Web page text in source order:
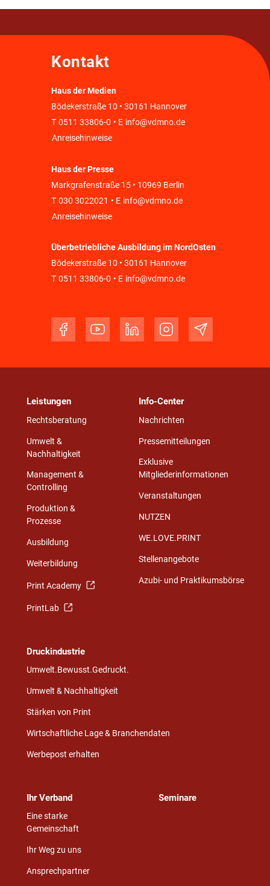
Kontakt
Haus der Medien
Bödekerstraße 10 • 30161 Hannover
T 0511 33806-0 • E info@vdmno.de
Anreisehinweise
Haus der Presse
Markgrafenstraße 15 • 10969 Berlin
T 030 3022021 • E info@vdmno.de
Anreisehinweise
Überbetriebliche Ausbildung im NordOsten
Bödekerstraße 10 • 30161 Hannover
T 0511 33806-0 • E info@vdmno.de
Leistungen
Rechtsberatung
Umwelt &
Nachhaltigkeit
Management &
Controlling
Produktion &
Prozesse
Ausbildung
Weiterbildung
Print Academy
PrintLab
Info-Center
Nachrichten
Pressemitteilungen
Exklusive
Mitgliederinformationen
Veranstaltungen
NUTZEN
WE.LOVE.PRINT
Stellenangebote
Azubi- und Praktikumsbörse
Druckindustrie
Umwelt.Bewusst.Gedruckt.
Umwelt & Nachhaltigkeit
Stärken von Print
Wirtschaftliche Lage & Branchendaten
Werbepost erhalten
Ihr Verband
Eine starke
Gemeinschaft
Ihr Weg zu uns
Ansprechpartner
Seminare